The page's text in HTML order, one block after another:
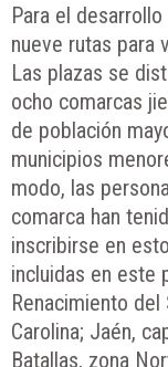
Para el
nueve rutas para
Las plazas se
ocho comarcas
de población
municipios
modo, las
comarca han
inscribirse en
incluidas en este
Renacimiento
Carolina; Jaén,
Batallas, zona